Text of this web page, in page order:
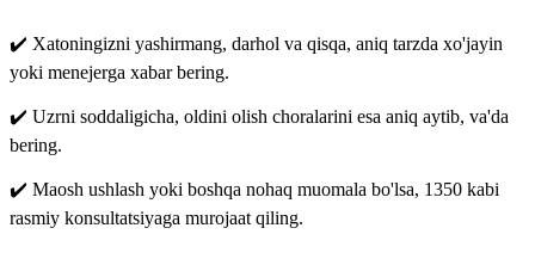
✔️ Xatoningizni yashirmang, darhol va qisqa, aniq tarzda xo'jayin
yoki menejerga xabar bering.
✔️ Uzrni soddaligicha, oldini olish choralarini esa aniq aytib, va'da
bering.
✔️ Maosh ushlash yoki boshqa nohaq muomala bo'lsa, 1350 kabi
rasmiy konsultatsiyaga murojaat qiling.